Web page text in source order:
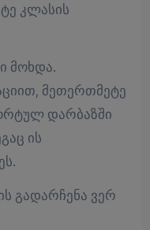
კლასის
მოხდა.
მეთერთმეტე
დარბაზში
ის
გადარჩენა ვერ